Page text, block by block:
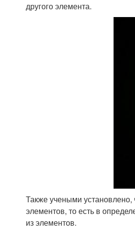
другого элемента.
Также учеными установлено,
элементов, то есть в
из элементов.